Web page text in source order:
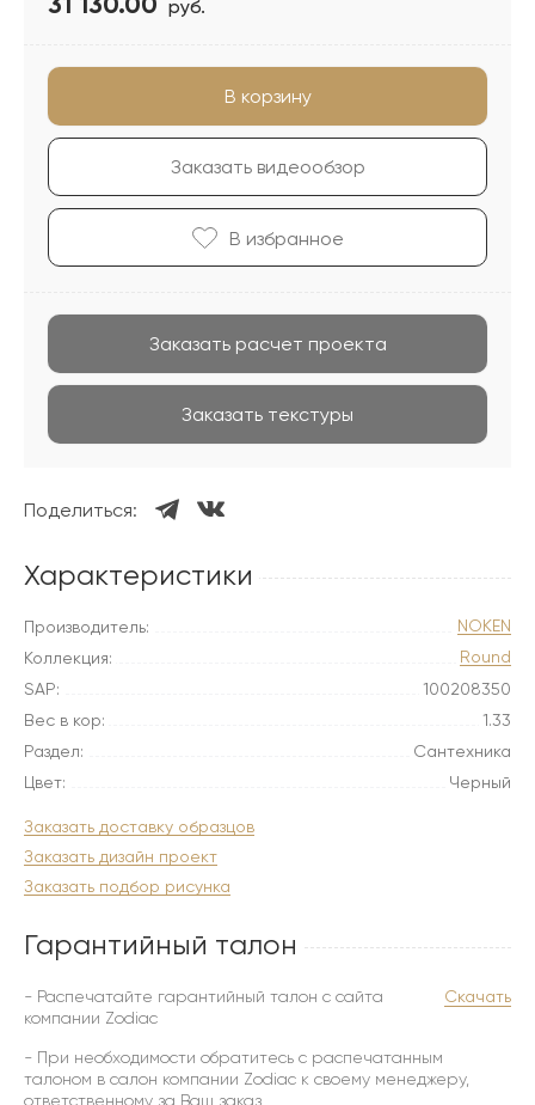
руб.
В корзину
Заказать видеообзор
В избранноe
Заказать расчет проекта
Заказать текстуры
Поделиться:
Характеристики
Производитель:
NOKEN
Коллекция:
Round
SAP:
100208350
Вес в кор:
1.33
Раздел:
Сантехника
Цвет:
Черный
Заказать доставку образцов
Заказать дизайн проект
Заказать подбор рисунка
Гарантийный талон
- Распечатайте гарантийный талон с сайта
компании Zodiac
Скачать
- При необходимости обратитесь с распечатанным
талоном в салон компании Zodiac к своему менеджеру,
ответственному за Ваш заказ